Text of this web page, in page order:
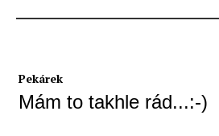
Pekárek
Mám to takhle rád...:-)